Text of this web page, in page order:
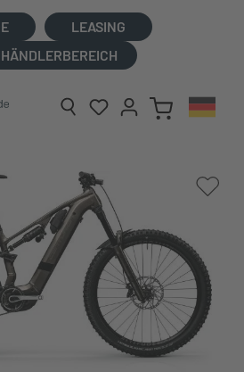
LEASING